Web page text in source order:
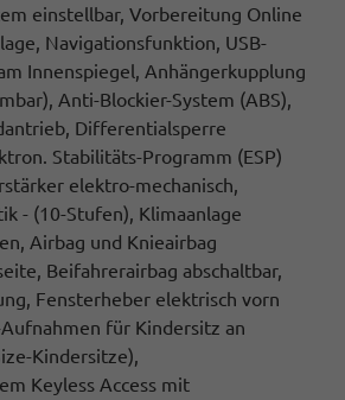
einstellbar, Vorbereitung Online
Navigationsfunktion, USB-
Innenspiegel, Anhängerkupplung
Anti-Blockier-System (ABS),
Differentialsperre
Stabilitäts-Programm (ESP)
elektro-mechanisch,
- (10-Stufen), Klimaanlage
Airbag und Knieairbag
Beifahrerairbag abschaltbar,
Fensterheber elektrisch vorn
für Kindersitz an
Kindersitze),
Keyless Access mit